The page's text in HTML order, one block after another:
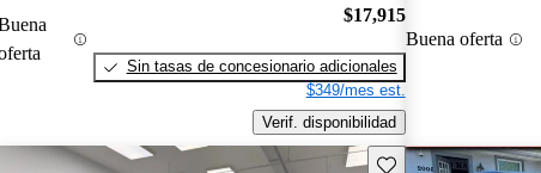
$17,915
Sin tasas de concesionario adicionales
$349/mes est.
Verif. disponibilidad
Buena oferta
Guarda este Aviso